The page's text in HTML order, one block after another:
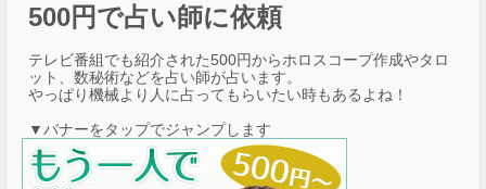
500円で占い師に依頼
テレビ番組でも紹介された500円からホロスコープ作成やタロ
ット、数秘術などを占い師が占います。
やっぱり機械より人に占ってもらいたい時もあるよね！
▼バナーをタップでジャンプします